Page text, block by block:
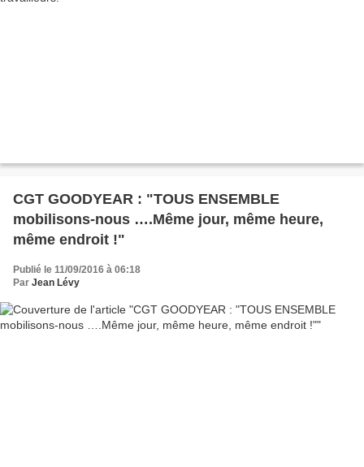
CGT GOODYEAR : "TOUS ENSEMBLE
mobilisons-nous ….Même jour, même heure,
même endroit !"
Publié le 11/09/2016 à 06:18
Par Jean Lévy